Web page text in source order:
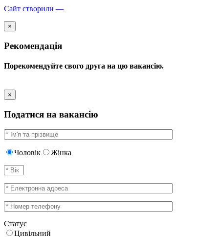
Сайт створили —
×
Рекомендація
Порекомендуйте свого друга на цю вакансію.
×
Податися на вакансію
Чоловік Жінка
Статус
Цивільний